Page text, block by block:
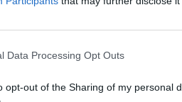
Data Processing Opt Outs
opt-out of the Sharing of my personal
από τους χρήστες αυξάνει
επιχείρηση, το λογισμικό
στη διασφάλιση ενός ασφαλούς
εάν η συσκευή τους